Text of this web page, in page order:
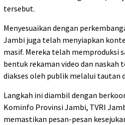
tersebut.
Menyesuaikan dengan
Jambi juga telah menyiapkan
masif. Mereka telah memproduksi
bentuk rekaman video dan
diakses oleh publik melalui tautan
​Langkah ini diambil dengan
Kominfo Provinsi Jambi, TVRI
memastikan pesan-pesan